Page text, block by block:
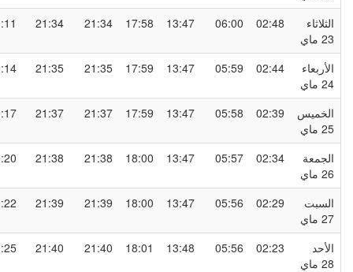
02:48
06:00
13:47
17:58
21:34
21:34
00:11
02:44
05:59
13:47
17:59
21:35
21:35
00:14
02:39
05:58
13:47
17:59
21:37
21:37
00:17
02:34
05:57
13:47
18:00
21:38
21:38
00:20
02:29
05:56
13:47
18:00
21:39
21:39
00:22
02:23
05:56
13:48
18:01
21:40
21:40
00:25